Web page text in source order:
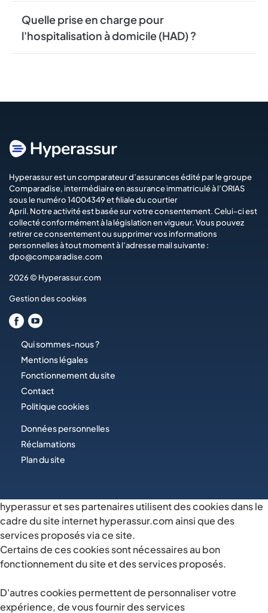
Quelle prise en charge pour
l'hospitalisation à domicile (HAD) ?
Hyperassur est un comparateur d’assurances édité par le groupe
Comparadise, intermédiaire en assurance immatriculé à l’ORIAS
sous le numéro 14004349 et filiale du courtier
April. Notre activité est basée sur votre consentement. Celui-ci est
collecté conformément à la législation en vigueur. Vous pouvez
retirer ce consentement ou supprimer vos informations
personnelles à tout moment à l’adresse mail suivante :
dpo@comparadise.com
2026 © Hyperassur.com
Gestion des cookies
Qui sommes-nous ?
Mentions légales
Fonctionnement du site
Contact
Politique cookies
Données personnelles
Réclamations
Plan du site
hyperassur et ses partenaires utilisent des cookies dans le
cadre du site internet hyperassur.com ainsi que des
services proposés via ce site.
Certains de ces cookies sont nécessaires au bon
fonctionnement du site et des services proposés.
D'autres cookies permettent de personnaliser votre
expérience, de vous fournir des services